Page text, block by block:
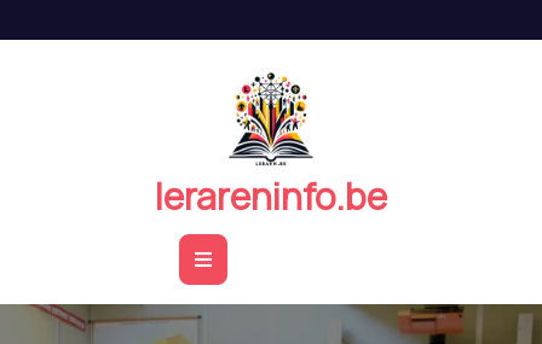
de
lerareninfo.be
Open
Button